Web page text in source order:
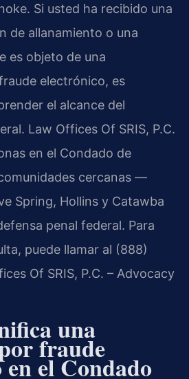
Si usted ha recibido una
de allanamiento o una
es objeto de una
electrónico, es
el alcance del
Law Offices Of SRIS, P.C.
en el Condado de
cercanas —
Spring, Hollins y Catawba
penal federal. Para
puede llamar al (888)
Of SRIS, P.C. – Advocacy
una
fraude
el Condado